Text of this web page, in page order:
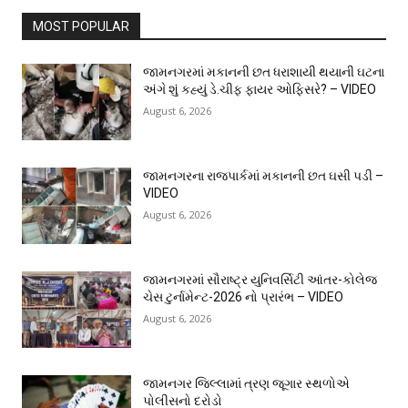
MOST POPULAR
જામનગરમાં મકાનની છત ધરાશાયી થયાની ઘટના
અંગે શું કહ્યું ડે.ચીફ ફાયર ઓફિસરે? – VIDEO
August 6, 2026
જામનગરના રાજપાર્કમાં મકાનની છત ઘસી પડી –
VIDEO
August 6, 2026
જામનગરમાં સૌરાષ્ટ્ર યુનિવર્સિટી આંતર-કોલેજ
ચેસ ટુર્નામેન્ટ-2026 નો પ્રારંભ – VIDEO
August 6, 2026
જામનગર જિલ્લામાં ત્રણ જૂગાર સ્થળોએ
પોલીસનો દરોડો